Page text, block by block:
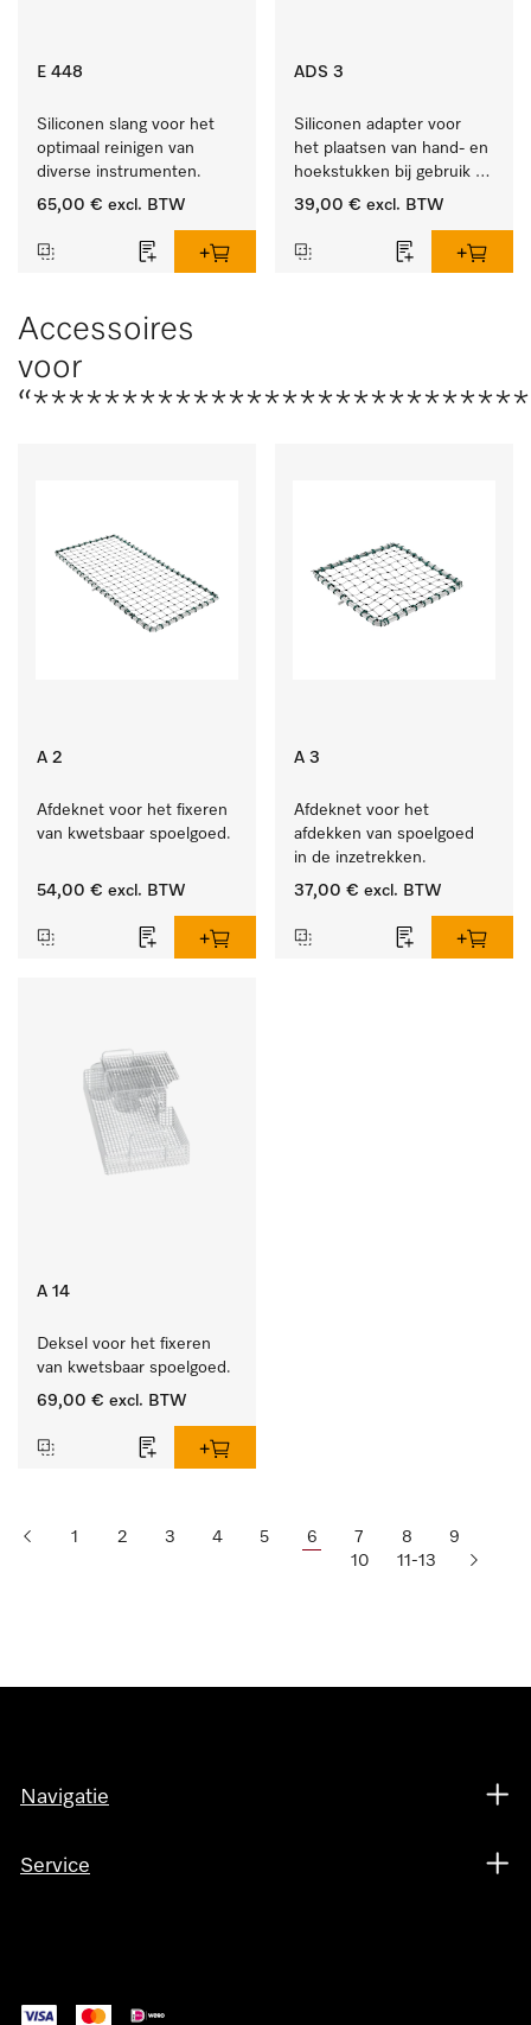
E 448
Siliconen slang voor het
optimaal reinigen van
diverse instrumenten.
65,00 € excl. BTW
ADS 3
Siliconen adapter voor
het plaatsen van hand- en
hoekstukken bij gebruik
van AUF 1 of AUF 2.
39,00 € excl. BTW
Accessoires
voor
A 2
Afdeknet voor het fixeren
van kwetsbaar spoelgoed.
54,00 € excl. BTW
A 3
Afdeknet voor het
afdekken van spoelgoed
in de inzetrekken.
37,00 € excl. BTW
A 14
Deksel voor het fixeren
van kwetsbaar spoelgoed.
69,00 € excl. BTW
1 2 3 4 5 6 7 8
9
10
11-13
Navigatie
Service